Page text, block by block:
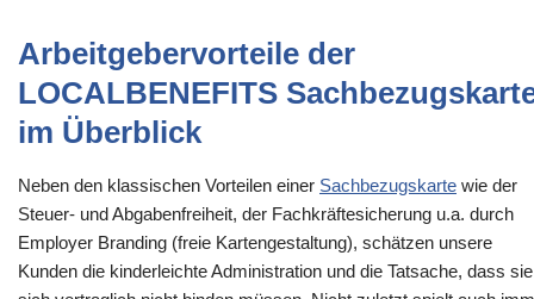
Arbeitgebervorteile der
LOCALBENEFITS
im Überblick
Neben den klassischen Vorteilen einer Sachbezugskarte wie der
Steuer- und Abgabenfreiheit, der Fachkräftesicherung u.a. durch
Employer Branding (freie Kartengestaltung), schätzen unsere
Kunden die kinderleichte Administration und die Tatsache, dass sie